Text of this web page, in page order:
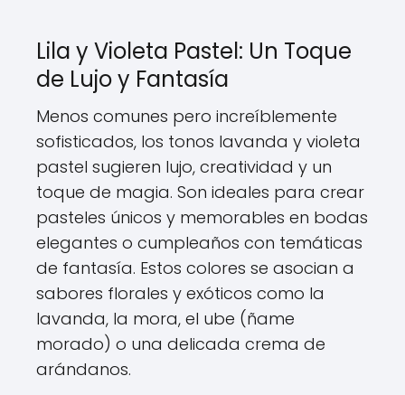
Lila y Violeta Pastel: Un Toque
de Lujo y Fantasía
Menos comunes pero increíblemente
sofisticados, los tonos lavanda y violeta
pastel sugieren lujo, creatividad y un
toque de magia. Son ideales para crear
pasteles únicos y memorables en bodas
elegantes o cumpleaños con temáticas
de fantasía. Estos colores se asocian a
sabores florales y exóticos como la
lavanda, la mora, el ube (ñame
morado) o una delicada crema de
arándanos.